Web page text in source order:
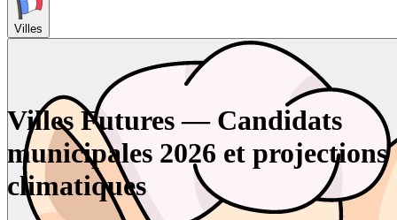
Villes
Villes Futures — Candidats
municipales 2026 et projections
climatiques